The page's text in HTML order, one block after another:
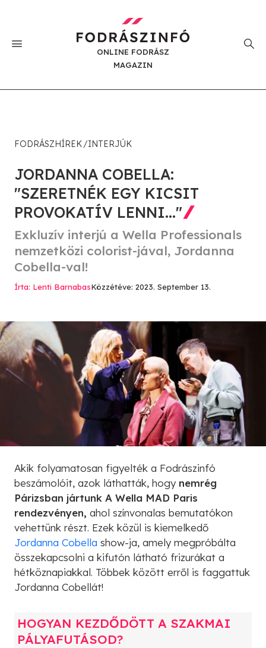
ONLINE FODRÁSZ
MAGAZIN
FODRÁSZHÍREK INTERJÚK
JORDANNA COBELLA:
"SZERETNÉK EGY KICSIT
PROVOKATÍV LENNI..."
Exkluzív interjú a Wella Professionals
nemzetközi colorist-jával, Jordanna
Cobella-val!
Írta: Lenti BarnabasKözzétéve: 2023. September 13.
Akik folyamatosan figyelték a Fodrászinfó
beszámolóit, azok láthatták, hogy nemrég
Párizsban jártunk A Wella MAD Paris
rendezvényen, ahol színvonalas bemutatókon
vehettünk részt. Ezek közül is kiemelkedő
Jordanna Cobella show-ja, amely megpróbálta
összekapcsolni a kifutón látható frizurákat a
hétköznapiakkal. Többek között erről is faggattuk
Jordanna Cobellát!
HOGYAN KEZDŐDÖTT A SZAKMAI
PÁLYAFUTÁSOD?